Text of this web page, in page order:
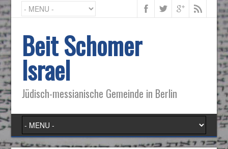
Beit Schomer
Israel
Jüdisch-messianische Gemeinde in Berlin